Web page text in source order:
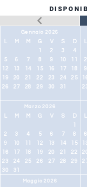
Gennaio 2026
M M G V S
D
1
2 3
4
5
6 7 8 9 10
11
12
13 14 15 16 17
18
19
20 21 22 23 24
25
26
27 28 29 30 31
Marzo 2026
M M G V S
D
1
2
3 4 5 6 7
8
9
10 11 12 13 14
15
16
17 18 19 20 21
22
23
24 25 26 27 28
29
30
31
Maggio 2026
2
9
23
6
13
20